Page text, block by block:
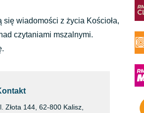
wiadomości z życia Kościoła,
czytaniami mszalnymi.
Złota 144, 62-800 Kalisz,